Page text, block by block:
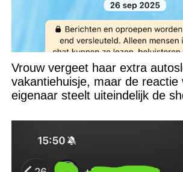
Vrouw vergeet haar extra
vakantiehuisje, maar de reactie
eigenaar steelt uiteindelijk de